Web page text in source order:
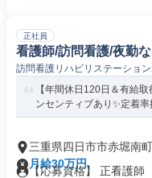
正社員
看護師/訪問看護/夜勤
訪問看護リハビリステーショ
【年間休日120日＆有給
ンセンティブあり✨定着率
三重県四日市市赤堀南町
月給30万円
【応募資格】 正看護師